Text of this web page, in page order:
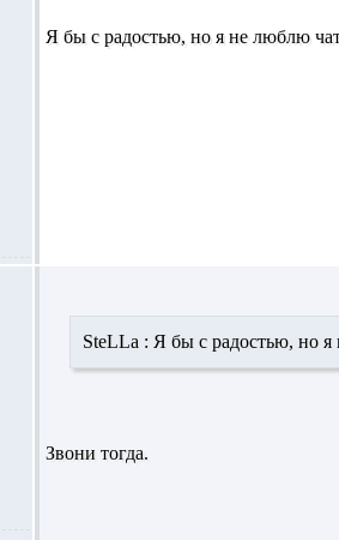
Я бы с радостью, но я не люблю
SteLLa : Я бы с радостью, но
Звони тогда.